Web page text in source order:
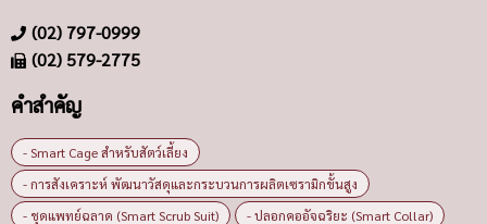
(02) 797-0999
(02) 579-2775
คำสำคัญ
- Smart Cage สำหรับสัตว์เลี้ยง
- การสังเคราะห์ พัฒนาวัสดุและกระบวนการผลิตเซรามิกขั้นสูง
- ชุดแพทย์ฉลาด (Smart Scrub Suit)
- ปลอกคออัจฉริยะ (Smart Collar)